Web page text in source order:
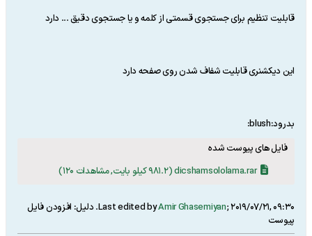
قابلیت تنظیم برای جستجوی قسمتی از کلمه و یا جستجوی دقیق ... دارد
این دیکشنری قابلیت شفاف شدن روی صفحه دارد
بدرود:blush:
فایل های پیوست شده
dicshamsololama.rar(981.2 کیلو بایت, مشاهدات 120)
Last edited byAmir Ghasemiyan;2019/07/21, 09:30
. دلیل: افزودن فايل
پيوست